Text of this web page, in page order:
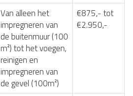
Van alleen het
impregneren van
de buitenmuur (100
m²) tot het voegen,
reinigen en
impregneren van
de gevel (100m²)
€875,- tot
€2.950,-